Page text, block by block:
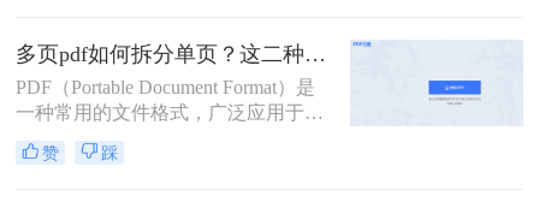
单独处理或分享其中的某一部分。那
么多页pdf如何拆分呢？本文将详细介
绍几种拆分多页PDF的方法，帮助读
者轻松应对这一需求。
多页pdf如何拆分单页？这二种方法可以有效解决你的问题！
PDF（Portable Document Format）是
一种常用的文件格式，广泛应用于文
档分享、电子书、合同签署等领域。
然而，有时我们可能需要将一个包含
赞 踩